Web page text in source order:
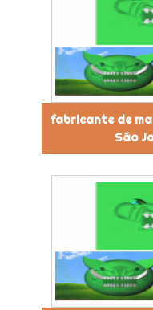
fabricante de
São